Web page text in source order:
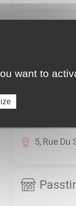
14, Rue
68100
5, Rue Du
want to